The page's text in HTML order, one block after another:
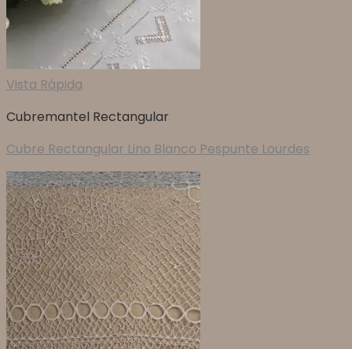
Vista Rápida
Cubremantel Rectangular
Cubre Rectangular Lino Blanco Pespunte Lourdes